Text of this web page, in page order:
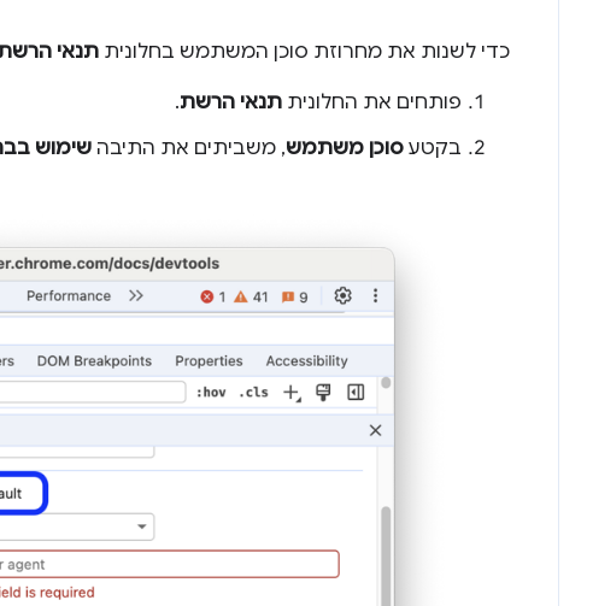
כדי לשנות את מחרוזת סוכן המשתמש בחלונית תנאי
פותחים את החלונית תנאי הרשת.
בקטע סוכן משתמש, משביתים את התיבה שימוש